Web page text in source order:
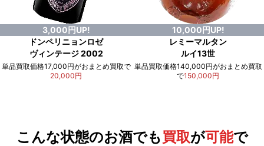
3,000円UP!
ドンペリニョンロゼ
ヴィンテージ 2002
単品買取価格17,000円がおまとめ買取で
20,000円
10,000円UP!
レミーマルタン
ルイ13世
単品買取価格140,000円がおまとめ買取
で150,000円
こんな状態のお酒でも買取が可能で